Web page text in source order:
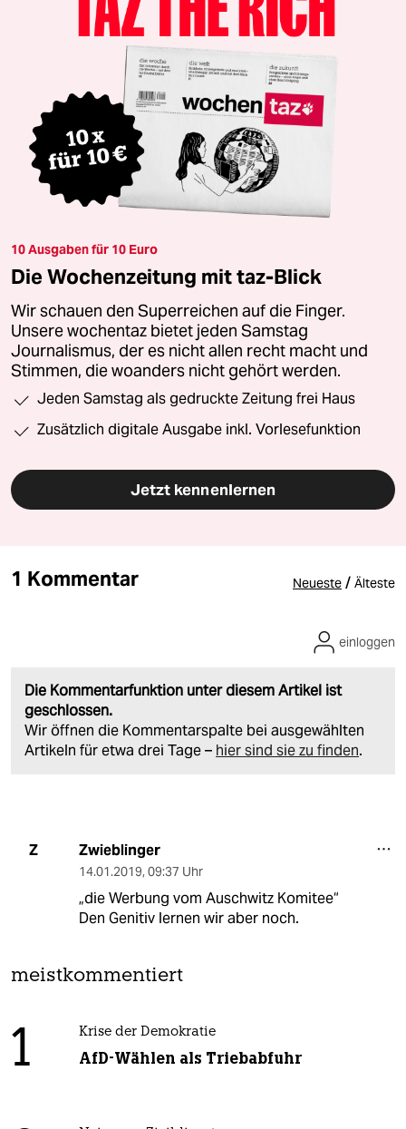
10 Ausgaben für 10 Euro
Die Wochenzeitung mit taz-Blick
Wir schauen den Superreichen auf die Finger.
Unsere wochentaz bietet jeden Samstag
Journalismus, der es nicht allen recht macht und
Stimmen, die woanders nicht gehört werden.
Jeden Samstag als gedruckte Zeitung frei Haus
Zusätzlich digitale Ausgabe inkl. Vorlesefunktion
Jetzt kennenlernen
1 Kommentar Neueste / Älteste
Die Kommentarfunktion unter diesem Artikel ist
geschlossen.
Wir öffnen die Kommentarspalte bei ausgewählten
Artikeln für etwa drei Tage – hier sind sie zu finden.
einloggen
Z Zwieblinger
14.01.2019, 09:37 Uhr
„die Werbung vom Auschwitz Komitee“
Den Genitiv lernen wir aber noch.
meistkommentiert
1 Krise der Demokratie
AfD-Wählen als Triebabfuhr